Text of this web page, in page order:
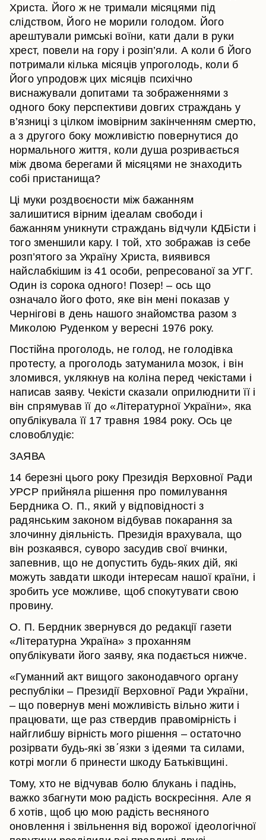
Христа. Його ж не тримали місяцями під
слідством, Його не морили голодом. Його
арештували римські воїни, кати дали в руки
хрест, повели на гору і розіп’яли. А коли б Його
потримали кілька місяців упроголодь, коли б
Його упродовж цих місяців психічно
виснажували допитами та зображеннями з
одного боку перспективи довгих страждань у
в’язниці з цілком імовірним закінченням смертю,
а з другого боку можливістю повернутися до
нормального життя, коли душа розривається
між двома берегами й місяцями не знаходить
собі пристанища?
Ці муки роздвоєности між бажанням
залишитися вірним ідеалам свободи і
бажанням уникнути страждань відчули КДБісти і
того зменшили кару. І той, хто зображав із себе
розп’ятого за Україну Христа, виявився
найслабкішим із 41 особи, репресованої за УГГ.
Один із сорока одного! Позер! – ось що
означало його фото, яке він мені показав у
Чернігові в день нашого знайомства разом з
Миколою Руденком у вересні 1976 року.
Постійна проголодь, не голод, не голодівка
протесту, а проголодь затуманила мозок, і він
зломився, уклякнув на коліна перед чекістами і
написав заяву. Чекісти сказали оприлюднити її і
він спрямував її до «Літературної України», яка
опублікувала її 17 травня 1984 року. Ось це
словоблудіє:
ЗАЯВА
14 березні цього року Президія Верховної Ради
УРСР прийняла рішення про помилування
Бердника О. П., який у відповідності з
радянським законом відбував покарання за
злочинну діяльність. Президія врахувала, що
він розкаявся, суворо засудив свої вчинки,
запевнив, що не допустить будь-яких дій, які
можуть завдати шкоди інтересам нашої країни, і
зробить усе можливе, щоб спокутувати свою
провину.
О. П. Бердник звернувся до редакції газети
«Літературна Україна» з проханням
опублікувати його заяву, яка подається нижче.
«Гуманний акт вищого законодавчого органу
республіки – Президії Верховної Ради України,
– що повернув мені можливість вільно жити і
працювати, ще раз ствердив правомірність і
найглибшу вірність мого рішення – остаточно
розірвати будь-які зв΄язки з ідеями та силами,
котрі могли б принести шкоду Батьківщині.
Тому, хто не відчував болю блукань і падінь,
важко збагнути мою радість воскресіння. Але я
б хотів, щоб цю мою радість весняного
оновлення і звільнення від ворожої ідеологічної